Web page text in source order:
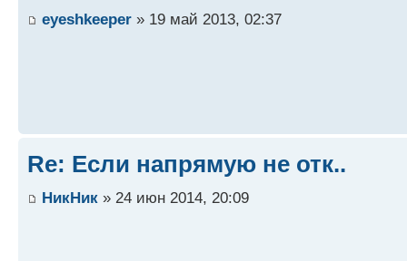
eyeshkeeper » 19 май 2013, 02:37
Re: Если напрямую не отк..
НикНик » 24 июн 2014, 20:09